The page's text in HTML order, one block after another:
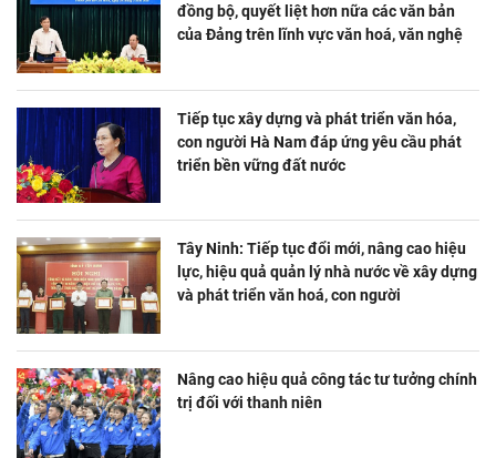
đồng bộ, quyết liệt hơn nữa các văn bản
của Đảng trên lĩnh vực văn hoá, văn nghệ
Tiếp tục xây dựng và phát triển văn hóa,
con người Hà Nam đáp ứng yêu cầu phát
triển bền vững đất nước
Tây Ninh: Tiếp tục đổi mới, nâng cao hiệu
lực, hiệu quả quản lý nhà nước về xây dựng
và phát triển văn hoá, con người
Nâng cao hiệu quả công tác tư tưởng chính
trị đối với thanh niên